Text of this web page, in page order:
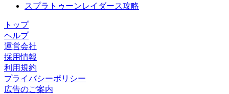
スプラトゥーンレイダース攻略
トップ
ヘルプ
運営会社
採用情報
利用規約
プライバシーポリシー
広告のご案内